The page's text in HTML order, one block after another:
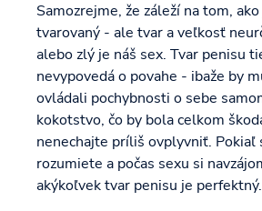
Samozrejme, že záleží na tom,
tvarovaný - ale tvar a veľkosť
alebo zlý je náš sex. Tvar penisu
nevypovedá o povahe - ibaže by
ovládali pochybnosti o sebe
kokotstvo, čo by bola celkom
nenechajte príliš ovplyvniť. Pokiaľ
rozumiete a počas sexu si
akýkoľvek tvar penisu je perfektný.